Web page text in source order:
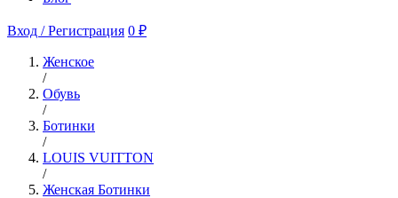
Вход / Регистрация 0 ₽
Женское
/
Обувь
/
Ботинки
/
LOUIS VUITTON
/
Женская Ботинки